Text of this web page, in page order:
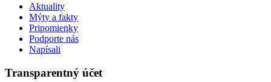
Aktuality
Mýty a fakty
Pripomienky
Podporte nás
Napísali
Transparentný účet